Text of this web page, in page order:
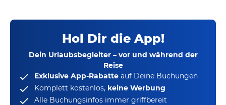
Hol Dir die App!
Dein Urlaubsbegleiter – vor und während der
Reise
Exklusive App-Rabatte auf Deine Buchungen
Komplett kostenlos, keine Werbung
Alle Buchungsinfos immer griffbereit